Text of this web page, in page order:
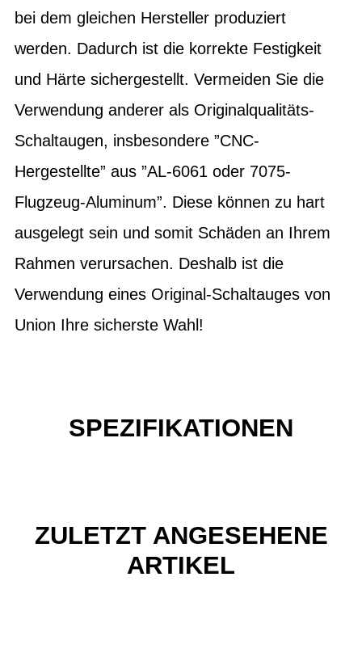
bei dem gleichen Hersteller produziert
werden. Dadurch ist die korrekte Festigkeit
und Härte sichergestellt. Vermeiden Sie die
Verwendung anderer als Originalqualitäts-
Schaltaugen, insbesondere ”CNC-
Hergestellte” aus ”AL-6061 oder 7075-
Flugzeug-Aluminum”. Diese können zu hart
ausgelegt sein und somit Schäden an Ihrem
Rahmen verursachen. Deshalb ist die
Verwendung eines Original-Schaltauges von
Union Ihre sicherste Wahl!
SPEZIFIKATIONEN
ZULETZT ANGESEHENE
ARTIKEL